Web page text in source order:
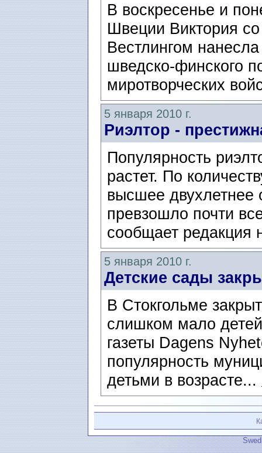
В воскресенье и
Швеции Виктория
Вестлингом
шведско-финского
миротворческих
5 января 2010 г.
Риэлтор -
Популярность
растет. По
высшее двухлетнее
превзошло почти
сообщает редакция
5 января 2010 г.
Детские сады
В Стокгольме
слишком мало
газеты Dagens
популярность
детьми в возрасте...